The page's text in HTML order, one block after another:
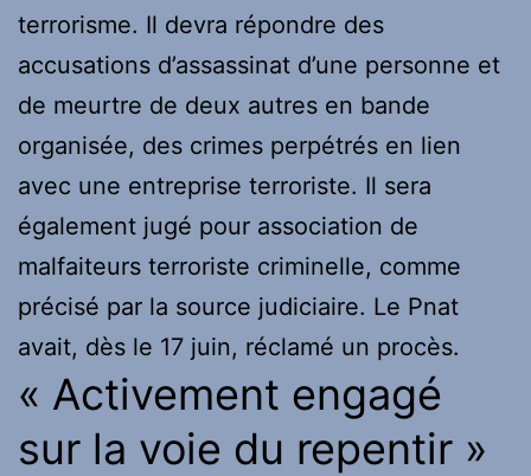
terrorisme. Il devra répondre des
accusations d’assassinat d’une personne et
de meurtre de deux autres en bande
organisée, des crimes perpétrés en lien
avec une entreprise terroriste. Il sera
également jugé pour association de
malfaiteurs terroriste criminelle, comme
précisé par la source judiciaire. Le Pnat
avait, dès le 17 juin, réclamé un procès.
« Activement engagé
sur la voie du repentir »